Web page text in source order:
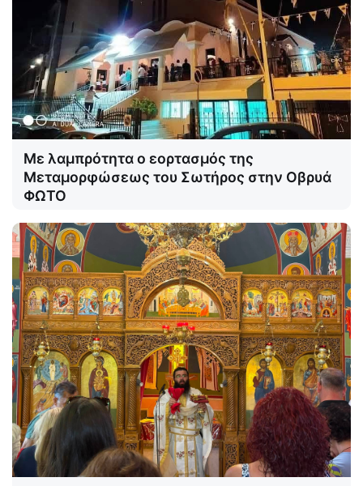
Με λαμπρότητα ο εορτασμός της
Μεταμορφώσεως του Σωτήρος στην Οβρυά
ΦΩΤΟ